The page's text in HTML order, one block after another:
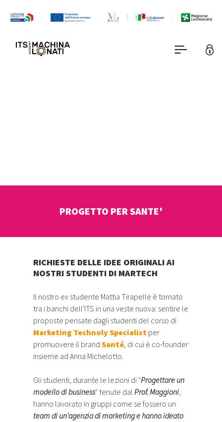
PROGETTO PER SANTE'
RICHIESTE DELLE IDEE ORIGINALI AI
NOSTRI STUDENTI DI MARTECH
Il nostro ex studente Mattia Tirapelle è tornato
tra i banchi dell'ITS in una veste nuova: sentire le
proposte pensate dagli studenti del corso di
Marketing Technoly Specialist per
promuovere il brandSanté, di cui è co-founder
insieme ad Anna Michelotto.
Gli studenti, durante le lezioni di "Progettare un
modello di business" tenute dal Prof. Maggioni,
hanno lavorato in gruppi come se fossero un
team di un'agenzia di marketing e hanno ideato